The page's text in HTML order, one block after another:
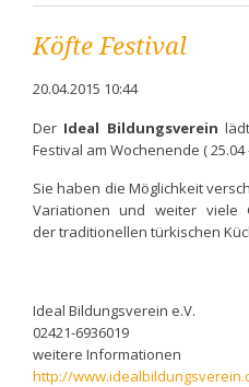
Köfte Festival
20.04.2015 10:44
Der Ideal Bildungsverein
Festival am Wochenende ( 25.04
Sie haben die Möglichkeit
Variationen und weiter viele
der traditionellen türkischen
Ideal Bildungsverein e.V.
02421-6936019
weitere Informationen
http://